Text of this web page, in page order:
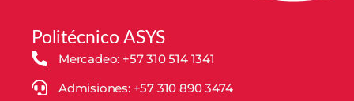
Politécnico ASYS
Mercadeo: +57 310 514 1341
Admisiones: +57 310 890 3474